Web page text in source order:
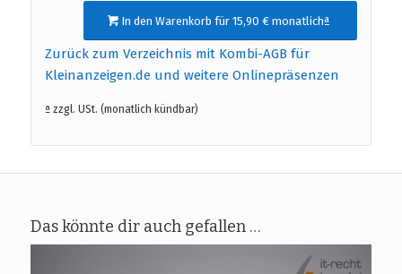
In den Warenkorb für 15,90 € monatlichª
Zurück zum Verzeichnis mit Kombi-AGB für
Kleinanzeigen.de und weitere Onlinepräsenzen
ª zzgl. USt. (monatlich kündbar)
Das könnte dir auch gefallen …